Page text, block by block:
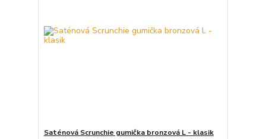
Saténová Scrunchie gumička bronzová L - klasik